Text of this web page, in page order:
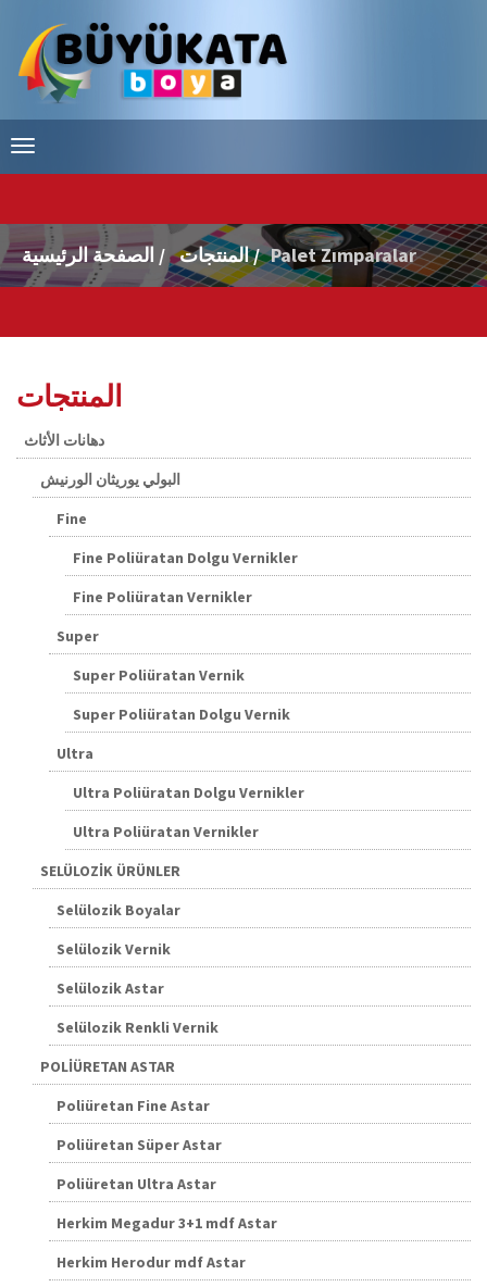
الصفحة الرئيسية / المنتجات / Palet Zımparalar
المنتجات
دهانات الأثاث
البولي يوريثان الورنيش
Fine
Fine Poliüratan Dolgu Vernikler
Fine Poliüratan Vernikler
Super
Super Poliüratan Vernik
Super Poliüratan Dolgu Vernik
Ultra
Ultra Poliüratan Dolgu Vernikler
Ultra Poliüratan Vernikler
SELÜLOZİK ÜRÜNLER
Selülozik Boyalar
Selülozik Vernik
Selülozik Astar
Selülozik Renkli Vernik
POLİÜRETAN ASTAR
Poliüretan Fine Astar
Poliüretan Süper Astar
Poliüretan Ultra Astar
Herkim Megadur 3+1 mdf Astar
Herkim Herodur mdf Astar